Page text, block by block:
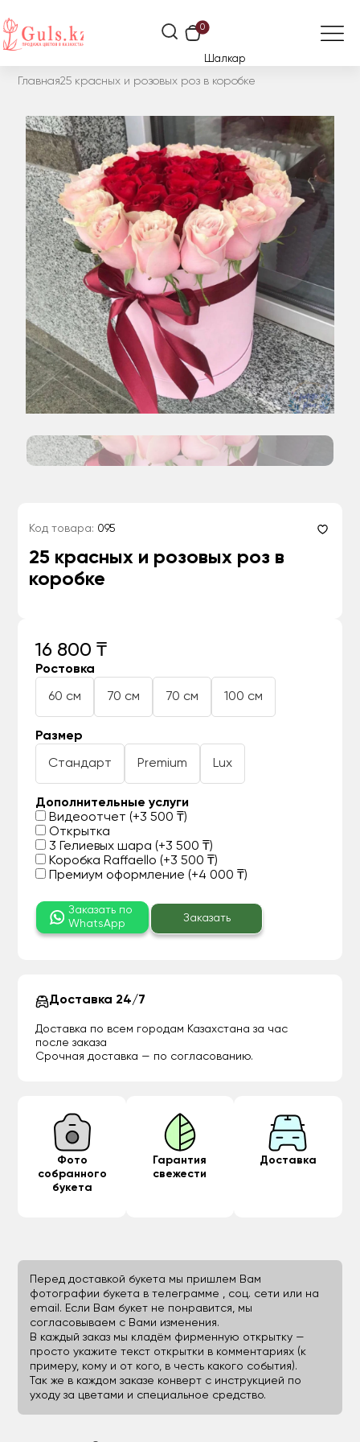
0
Шалкар
Главная25 красных и розовых роз в коробке
Код товара: 095
25 красных и розовых роз в
коробке
16 800 ₸
Ростовка
60 см 70 см 70 см 100 см
Размер
Стандарт Premium Lux
Дополнительные услуги
Видеоотчет (+3 500 ₸)
Открытка
3 Гелиевых шара (+3 500 ₸)
Коробка Raffaello (+3 500 ₸)
Премиум оформление (+4 000 ₸)
Заказать по
WhatsApp
Заказать
Доставка 24/7
Доставка по всем городам Казахстана за час
после заказа
Срочная доставка — по согласованию.
Фото
собранного
букета
Гарантия
свежести
Доставка
Перед доставкой букета мы пришлем Вам
фотографии букета в телеграмме , соц. сети или на
email. Если Вам букет не понравится, мы
согласовываем с Вами изменения.
В каждый заказ мы кладём фирменную открытку —
просто укажите текст открытки в комментариях (к
примеру, кому и от кого, в честь какого события).
Так же в каждом заказе конверт с инструкцией по
уходу за цветами и специальное средство.